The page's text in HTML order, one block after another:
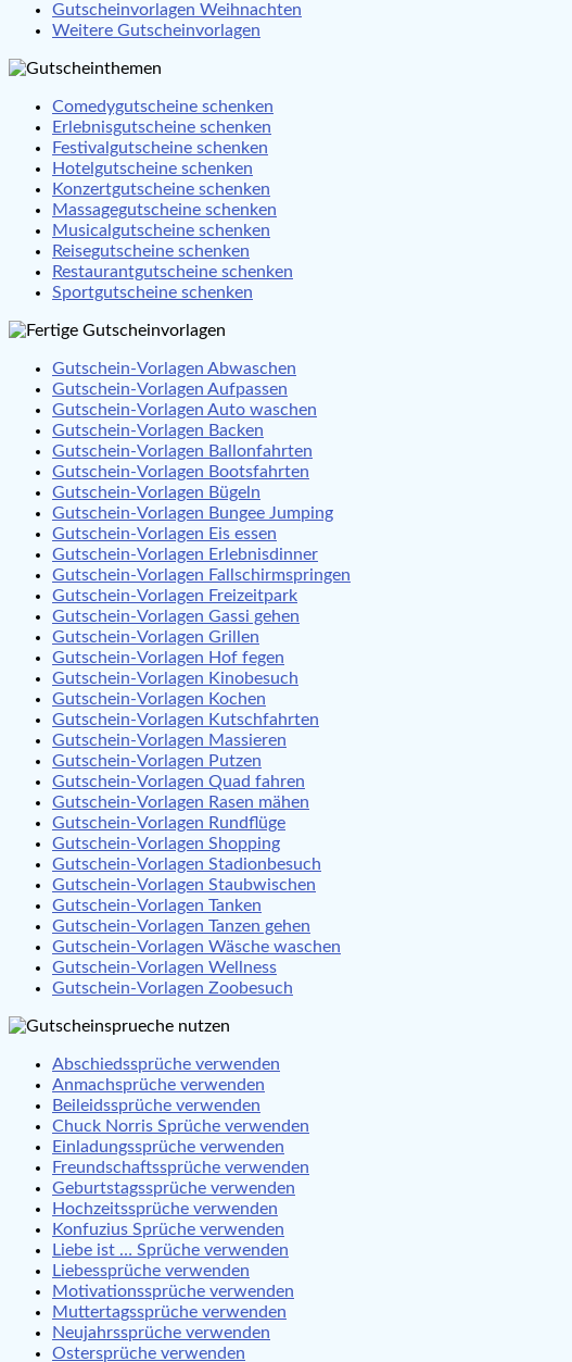
Gutscheinvorlagen Weihnachten
Weitere Gutscheinvorlagen
Comedygutscheine schenken
Erlebnisgutscheine schenken
Festivalgutscheine schenken
Hotelgutscheine schenken
Konzertgutscheine schenken
Massagegutscheine schenken
Musicalgutscheine schenken
Reisegutscheine schenken
Restaurantgutscheine schenken
Sportgutscheine schenken
Gutschein-Vorlagen Abwaschen
Gutschein-Vorlagen Aufpassen
Gutschein-Vorlagen Auto waschen
Gutschein-Vorlagen Backen
Gutschein-Vorlagen Ballonfahrten
Gutschein-Vorlagen Bootsfahrten
Gutschein-Vorlagen Bügeln
Gutschein-Vorlagen Bungee Jumping
Gutschein-Vorlagen Eis essen
Gutschein-Vorlagen Erlebnisdinner
Gutschein-Vorlagen Fallschirmspringen
Gutschein-Vorlagen Freizeitpark
Gutschein-Vorlagen Gassi gehen
Gutschein-Vorlagen Grillen
Gutschein-Vorlagen Hof fegen
Gutschein-Vorlagen Kinobesuch
Gutschein-Vorlagen Kochen
Gutschein-Vorlagen Kutschfahrten
Gutschein-Vorlagen Massieren
Gutschein-Vorlagen Putzen
Gutschein-Vorlagen Quad fahren
Gutschein-Vorlagen Rasen mähen
Gutschein-Vorlagen Rundflüge
Gutschein-Vorlagen Shopping
Gutschein-Vorlagen Stadionbesuch
Gutschein-Vorlagen Staubwischen
Gutschein-Vorlagen Tanken
Gutschein-Vorlagen Tanzen gehen
Gutschein-Vorlagen Wäsche waschen
Gutschein-Vorlagen Wellness
Gutschein-Vorlagen Zoobesuch
Abschiedssprüche verwenden
Anmachsprüche verwenden
Beileidssprüche verwenden
Chuck Norris Sprüche verwenden
Einladungssprüche verwenden
Freundschaftssprüche verwenden
Geburtstagssprüche verwenden
Hochzeitssprüche verwenden
Konfuzius Sprüche verwenden
Liebe ist … Sprüche verwenden
Liebessprüche verwenden
Motivationssprüche verwenden
Muttertagssprüche verwenden
Neujahrssprüche verwenden
Ostersprüche verwenden